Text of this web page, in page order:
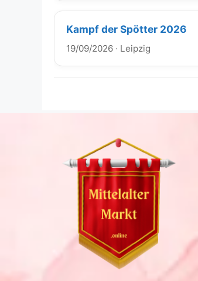
Kampf der Spötter 2026
19/09/2026 · Leipzig